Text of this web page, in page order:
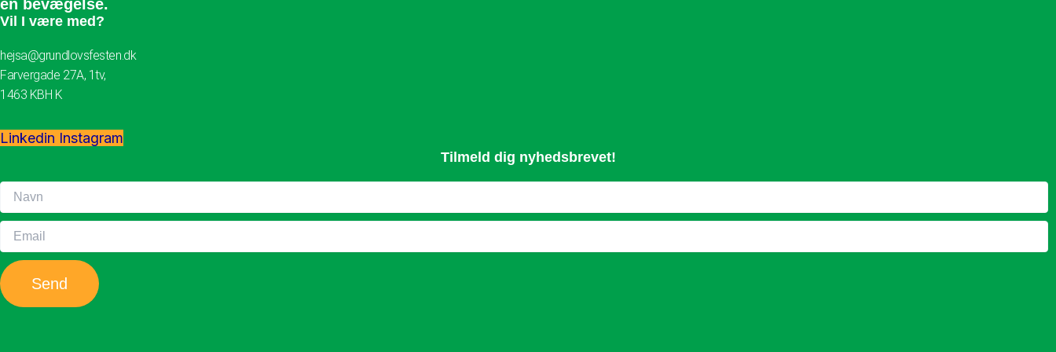
en bevægelse.
Vil I være med?
hejsa@grundlovsfesten.dk
Farvergade 27A, 1tv,
1463 KBH K
Linkedin Instagram
Tilmeld dig nyhedsbrevet!
Send